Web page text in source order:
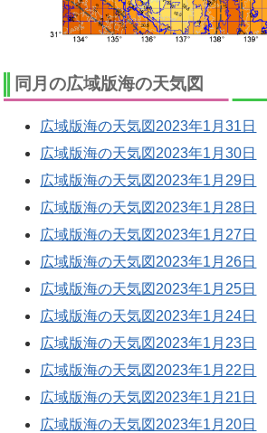
同月の広域版海の天気図
広域版海の天気図2023年1月31日
広域版海の天気図2023年1月30日
広域版海の天気図2023年1月29日
広域版海の天気図2023年1月28日
広域版海の天気図2023年1月27日
広域版海の天気図2023年1月26日
広域版海の天気図2023年1月25日
広域版海の天気図2023年1月24日
広域版海の天気図2023年1月23日
広域版海の天気図2023年1月22日
広域版海の天気図2023年1月21日
広域版海の天気図2023年1月20日